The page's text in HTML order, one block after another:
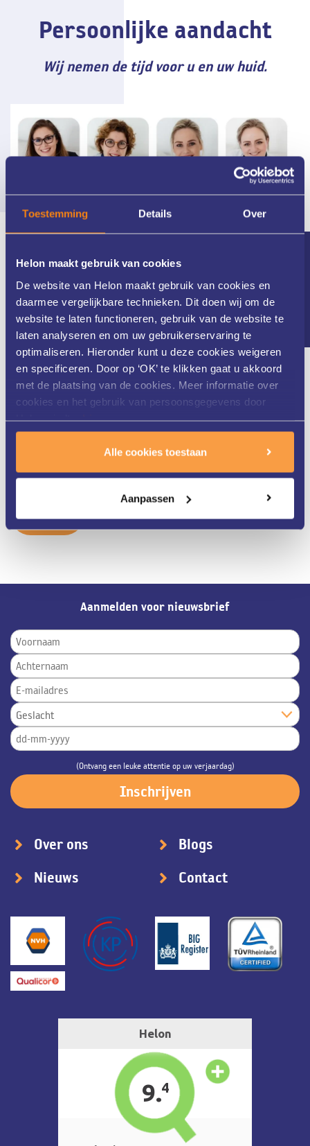
Toestemming Details Over
Helon maakt gebruik van cookies
De website van Helon maakt gebruik van cookies en
daarmee vergelijkbare technieken. Dit doen wij om de
website te laten functioneren, gebruik van de website te
laten analyseren en om uw gebruikerservaring te
optimaliseren. Hieronder kunt u deze cookies weigeren
en specificeren. Door op ‘OK’ te klikken gaat u akkoord
met de plaatsing van de cookies. Meer informatie over
cookies en het gebruik van persoonsgegevens door
Helon vindt uhier.
Alle cookies toestaan
Aanpassen
Persoonlijke aandacht
Wij nemen de tijd voor u en uw huid.
Qualicor gecertificeerd.
25 jaar ervaring
Gekwalificeerd personeel
Professionele apparatuur
Onafhankelijke kwaliteitsinspectie
Aanmelden voor nieuwsbrief
(Ontvang een leuke attentie op uw verjaardag)
Over ons
Blogs
Nieuws
Contact